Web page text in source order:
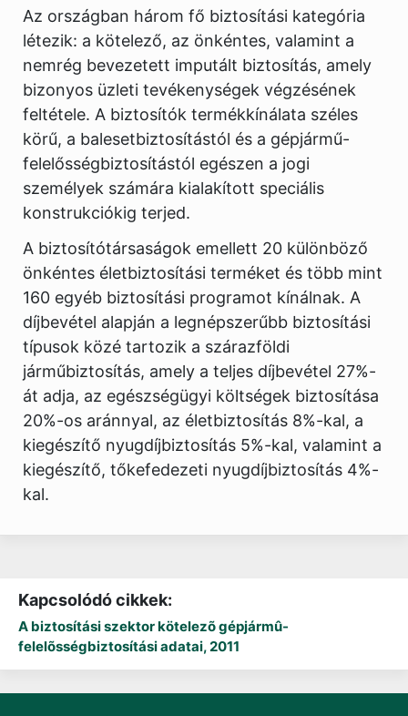
Az országban három fő biztosítási kategória
létezik: a kötelező, az önkéntes, valamint a
nemrég bevezetett imputált biztosítás, amely
bizonyos üzleti tevékenységek végzésének
feltétele. A biztosítók termékkínálata széles
körű, a balesetbiztosítástól és a gépjármű-
felelősségbiztosítástól egészen a jogi
személyek számára kialakított speciális
konstrukciókig terjed.
A biztosítótársaságok emellett 20 különböző
önkéntes életbiztosítási terméket és több mint
160 egyéb biztosítási programot kínálnak. A
díjbevétel alapján a legnépszerűbb biztosítási
típusok közé tartozik a szárazföldi
járműbiztosítás, amely a teljes díjbevétel 27%-
át adja, az egészségügyi költségek biztosítása
20%-os aránnyal, az életbiztosítás 8%-kal, a
kiegészítő nyugdíjbiztosítás 5%-kal, valamint a
kiegészítő, tőkefedezeti nyugdíjbiztosítás 4%-
kal.
Kapcsolódó cikkek:
A biztosítási szektor kötelezõ gépjármû-
felelõsségbiztosítási adatai, 2011